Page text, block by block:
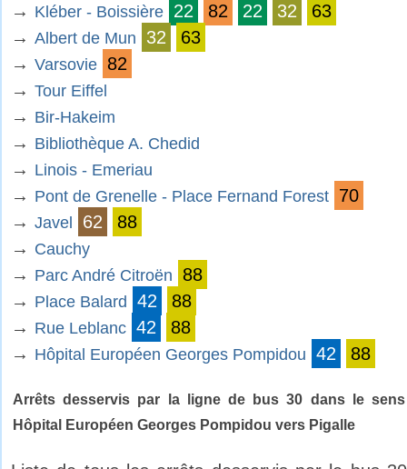
→ Kléber - Boissière 22 82 22 32
63
→ Albert de Mun 32
63
→ Varsovie 82
→ Tour Eiffel
→ Bir-Hakeim
→ Bibliothèque A. Chedid
→ Linois - Emeriau
→ Pont de Grenelle - Place Fernand Forest 70
→ Javel 62
88
→ Cauchy
→ Parc André Citroën
88
→ Place Balard 42
88
→ Rue Leblanc 42
88
→ Hôpital Européen Georges Pompidou 42 88
Arrêts desservis par la ligne de bus 30 dans le sens
Hôpital Européen Georges Pompidou vers Pigalle